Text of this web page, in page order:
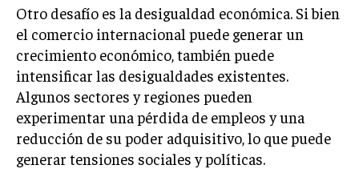
MÁS
PROYECTOS
GESTIÓN DE PROYECTOS
GESTIÓN DE OPERACIONES Y CADENA DE
SUMINISTRO
LOGÍSTICA EMPRESARIAL
CALIDAD Y MEJORA CONTINUA
Otro desafío es la desigualdad económica. Si bien
el comercio internacional puede generar un
crecimiento económico, también puede
intensificar las desigualdades existentes.
Algunos sectores y regiones pueden
experimentar una pérdida de empleos y una
reducción de su poder adquisitivo, lo que puede
generar tensiones sociales y políticas.